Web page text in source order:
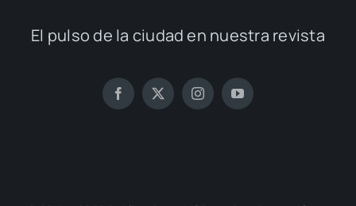
El pul­so de la ciu­dad en nues­tra revis­ta